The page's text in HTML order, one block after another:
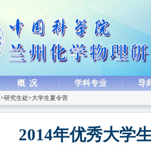
概 况 学科专业 导
>研究生处>大学生夏令营
2014年优秀大学